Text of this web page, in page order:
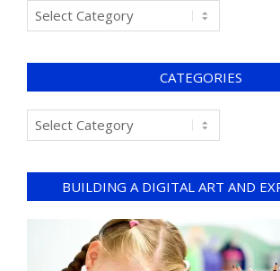
CATEGORIES
BUILDING A DIGITAL ART AND